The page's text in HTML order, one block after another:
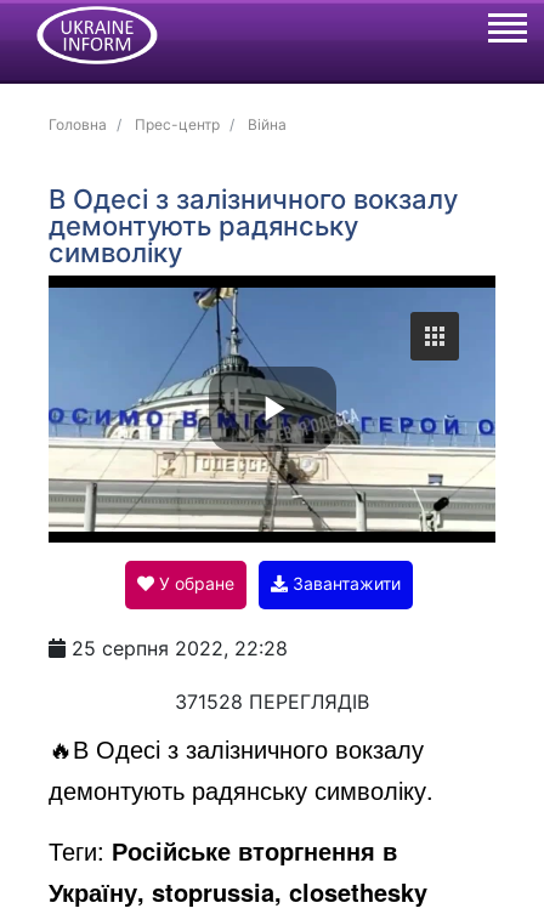
Головна Прес-центр Війна
В Одесі з залізничного вокзалу
демонтують радянську
символіку
P
l
a
y
V
i
У обране Завантажити
25 серпня 2022, 22:28
371528 ПЕРЕГЛЯДІВ
🔥В Одесі з залізничного вокзалу
демонтують радянську символіку.
Теги: Російське вторгнення в
Україну, stoprussia, closethesky